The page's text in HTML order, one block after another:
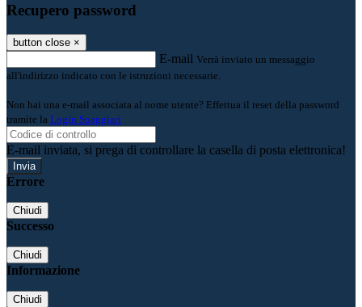
Recupero password
button close ×
E-mail Verrà inviato un messaggio
all'indirizzo indicato con le istruzioni necessarie.
Non hai una e-mail associata al nome utente? Effettua il reset della password
tramite la Login Spaggiari
E-mail inviata, si prega di controllare la casella di posta elettronica!
Errore
Chiudi
Successo
Chiudi
Informazione
Chiudi